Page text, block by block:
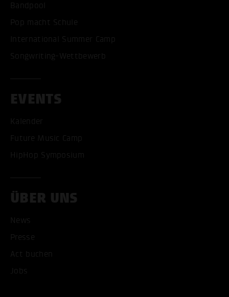
Bandpool
Pop macht Schule
International Summer Camp
Songwriting-Wettbewerb
EVENTS
Kalender
Future Music Camp
HipHop Symposium
ÜBER UNS
News
Presse
Act buchen
Jobs